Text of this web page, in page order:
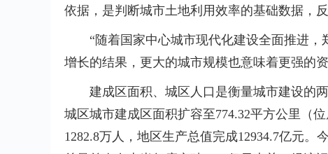
依据，是判断城市土地利用效率的基础数据，
“随着国家中心城市现代化建设全面推进
增长的结果，更大的城市规模也意味着更强的
建成区面积、城区人口是衡量城市建设的
城区城市建成区面积扩容至774.32平方公里（
1282.8万人，地区生产总值完成12934.7亿元